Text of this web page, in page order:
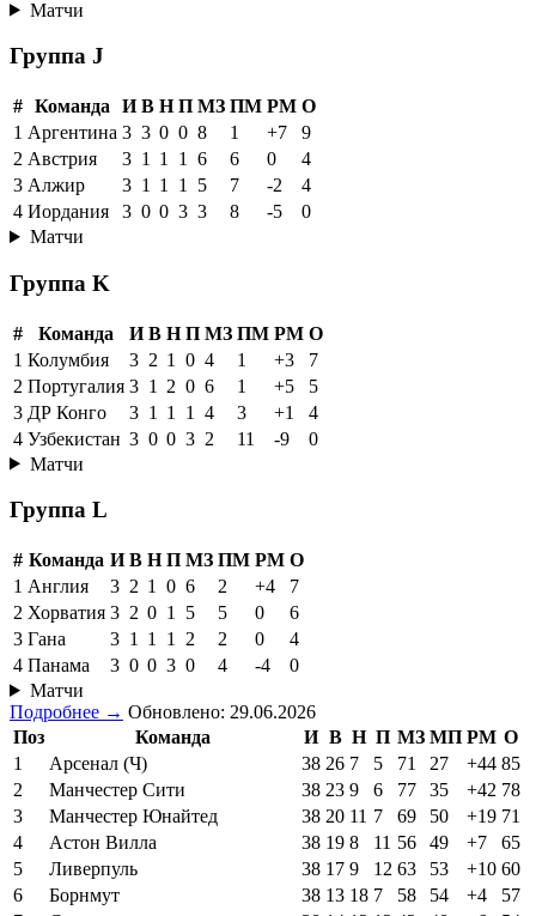
Матчи
Группа J
# Команда И В Н П МЗ ПМ РМ О
1 Аргентина 3 3 0 0 8 1 +7
9
2 Австрия 3 1 1 1 6 6 0
4
3 Алжир 3 1 1 1 5 7 -2
4
4 Иордания 3 0 0 3 3 8 -5
0
Матчи
Группа K
# Команда И В Н П МЗ ПМ РМ О
1 Колумбия 3 2 1 0 4 1 +3
7
2 Португалия 3 1 2 0 6 1 +5
5
3 ДР Конго 3 1 1 1 4 3 +1
4
4 Узбекистан 3 0 0 3 2 11 -9
0
Матчи
Группа L
# Команда И В Н П МЗ ПМ РМ О
1 Англия 3 2 1 0 6 2 +4
7
2 Хорватия 3 2 0 1 5 5 0
6
3 Гана 3 1 1 1 2 2 0
4
4 Панама 3 0 0 3 0 4 -4
0
Матчи
Подробнее → Обновлено: 29.06.2026
Поз
Команда И В Н П МЗ МП РМ О
1
Арсенал (Ч) 38 26 7 5 71 27 +44 85
2
Манчестер Сити 38 23 9 6 77 35 +42 78
3
Манчестер Юнайтед 38 20 11 7 69 50 +19 71
4
Астон Вилла 38 19 8 11 56 49 +7
65
5
Ливерпуль 38 17 9 12 63 53 +10 60
6
Борнмут 38 13 18 7 58 54 +4
57